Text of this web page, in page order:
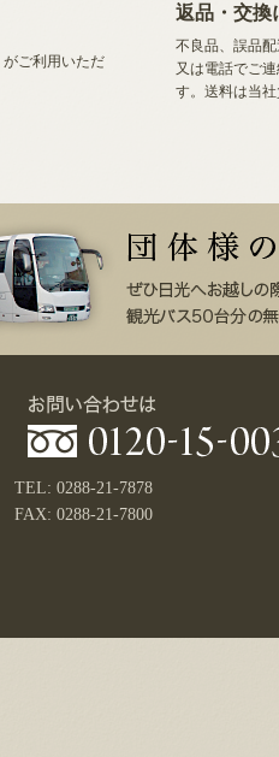
がご利用いただ
返品・交換
不良品、誤品
又は電話でご
す。送料は当
TEL: 0288-21-7878
FAX: 0288-21-7800